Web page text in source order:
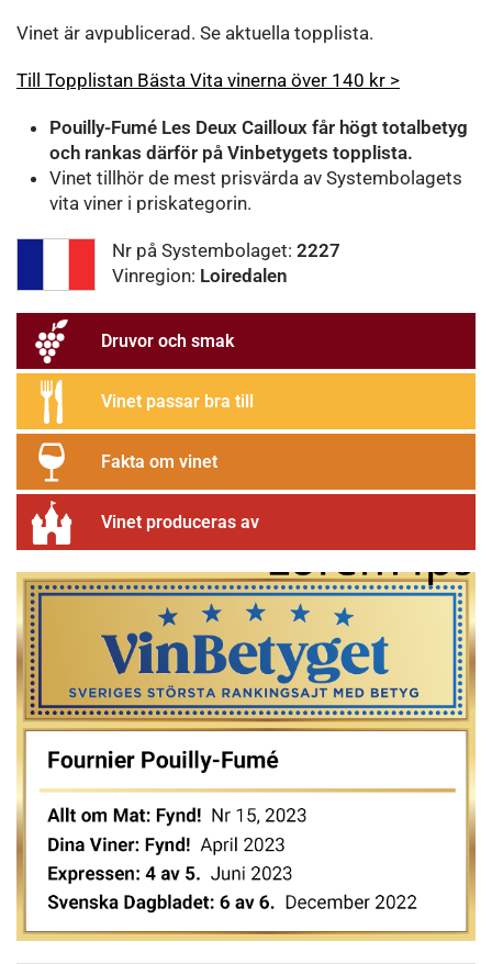
Vinet är avpublicerad. Se aktuella topplista.
Till Topplistan Bästa Vita vinerna över 140 kr >
Pouilly-Fumé Les Deux Cailloux får högt totalbetyg
och rankas därför på Vinbetygets topplista.
Vinet tillhör de mest prisvärda av Systembolagets
vita viner i priskategorin.
Nr på Systembolaget: 2227
Vinregion: Loiredalen
Druvor och smak
Vinet passar bra till
Fakta om vinet
Vinet produceras av